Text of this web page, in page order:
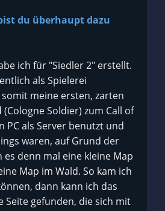
du überhaupt dazu
ich für "Siedler 2" erstellt.
als Spielerei
meine ersten, zarten
Soldier) zum Call of
PC als Server benutzt und
waren, auf Grund der
denn mal eine kleine Map
Map im Wald. So kam ich
dann kann ich das
Seite gefunden, die sich mit